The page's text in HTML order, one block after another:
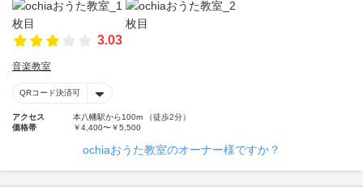
3.03
音楽教室
QRコード決済可
アクセス
本八幡駅から100m （徒歩2分）
価格帯
￥4,400〜￥5,500
ochiaおうた教室のオーナー様ですか？